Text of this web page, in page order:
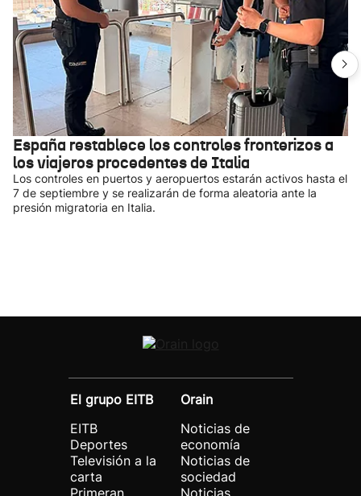
España restablece los controles fronterizos a
los viajeros procedentes de Italia
Los controles en puertos y aeropuertos estarán activos hasta el
7 de septiembre y se realizarán de forma aleatoria ante la
presión migratoria en Italia.
El grupo EITB
EITB
Deportes
Televisión a la
carta
Primeran
Orain
Noticias de
economía
Noticias de
sociedad
Noticias